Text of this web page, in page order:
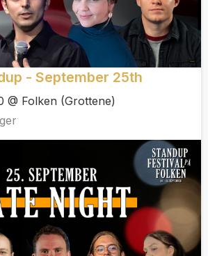
- September 25th
@ Folken (Grottene)